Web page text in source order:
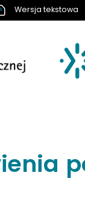
BIP
Wersja tekstowa